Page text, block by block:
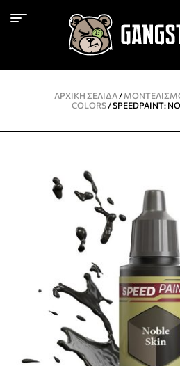
ΑΡΧΙΚΉ ΣΕΛΊΔΑ/
COLORS/ SPEEDPAINT: